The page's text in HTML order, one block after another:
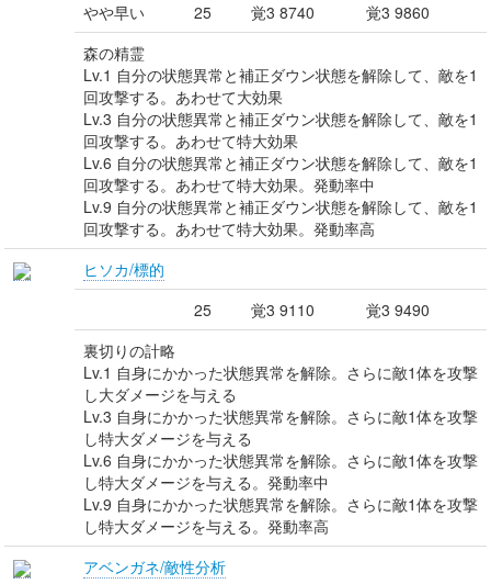
やや早い
25 覚3 8740
覚3 9860
森の精霊
Lv.1 自分の状態異常と補正ダウン状態を解除して、敵を1
回攻撃する。あわせて大効果
Lv.3 自分の状態異常と補正ダウン状態を解除して、敵を1
回攻撃する。あわせて特大効果
Lv.6 自分の状態異常と補正ダウン状態を解除して、敵を1
回攻撃する。あわせて特大効果。発動率中
Lv.9 自分の状態異常と補正ダウン状態を解除して、敵を1
回攻撃する。あわせて特大効果。発動率高
ヒソカ/標的
25
覚3 9110
覚3 9490
裏切りの計略
Lv.1 自身にかかった状態異常を解除。さらに敵1体を攻撃
し大ダメージを与える
Lv.3 自身にかかった状態異常を解除。さらに敵1体を攻撃
し特大ダメージを与える
Lv.6 自身にかかった状態異常を解除。さらに敵1体を攻撃
し特大ダメージを与える。発動率中
Lv.9 自身にかかった状態異常を解除。さらに敵1体を攻撃
し特大ダメージを与える。発動率高
アベンガネ/敵性分析